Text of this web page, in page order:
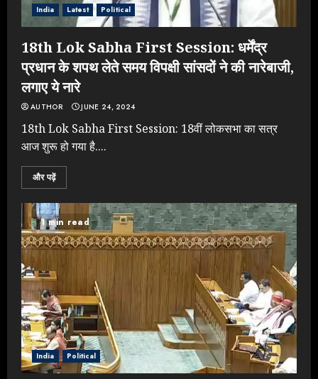
India Latest Political
18th Lok Sabha First Session: धर्मेंद्र
प्रधान के शपथ लेते समय विपक्षी सांसदों ने की नारेबाजी,
लगाए ये नारे
AUTHOR JUNE 24, 2024
18th Lok Sabha First Session: 18वीं लोकसभा का सत्र
आज शुरू हो गया है....
और पढ़ें
1 min read
India Political